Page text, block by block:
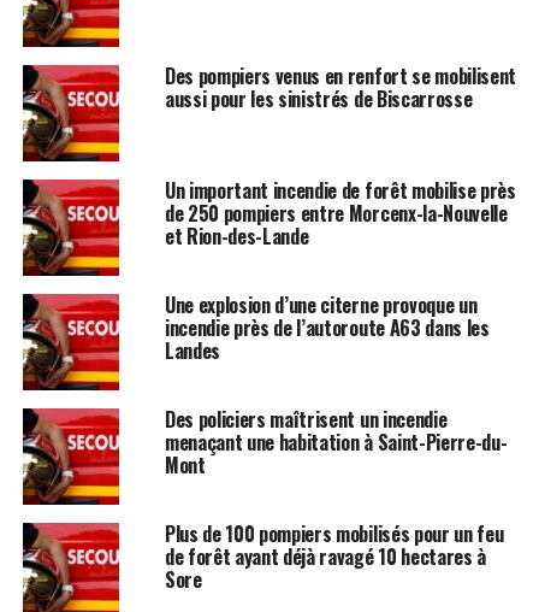
Des pompiers venus en renfort se mobilisent
aussi pour les sinistrés de Biscarrosse
Un important incendie de forêt mobilise près
de 250 pompiers entre Morcenx-la-Nouvelle
et Rion-des-Lande
Une explosion d’une citerne provoque un
incendie près de l’autoroute A63 dans les
Landes
Des policiers maîtrisent un incendie
menaçant une habitation à Saint-Pierre-du-
Mont
Plus de 100 pompiers mobilisés pour un feu
de forêt ayant déjà ravagé 10 hectares à
Sore